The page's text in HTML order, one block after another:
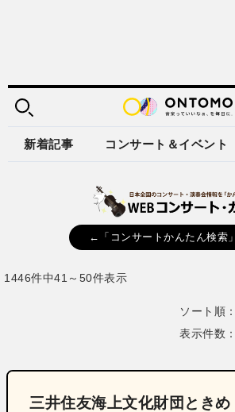
新着記事 コンサート＆イベント
←「コンサートかんたん検索
1446件中41～50件表示
ソート順：
表示件数：
三井住友海上文化財団とき